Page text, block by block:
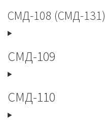
СМД-108 (СМД-131)
СМД-109
СМД-110